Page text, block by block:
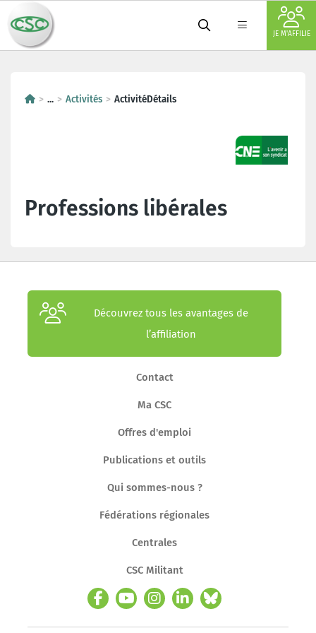
JE M'AFFILIE
... Activités ActivitéDétails
Professions libérales
Découvrez tous les avantages de
l’affiliation
Contact
Ma CSC
Offres d'emploi
Publications et outils
Qui sommes-nous ?
Fédérations régionales
Centrales
CSC Militant